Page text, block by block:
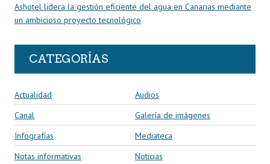
Ashotel lidera la gestión eficiente del agua en Canarias mediante
un ambicioso proyecto tecnológico
CATEGORÍAS
Actualidad
Audios
Canal
Galería de imágenes
Infografías
Mediateca
Notas informativas
Noticias